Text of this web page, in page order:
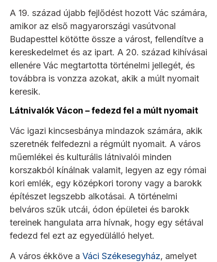
A 19. század újabb fejlődést hozott Vác számára,
amikor az első magyarországi vasútvonal
Budapesttel kötötte össze a várost, fellendítve a
kereskedelmet és az ipart. A 20. század kihívásai
ellenére Vác megtartotta történelmi jellegét, és
továbbra is vonzza azokat, akik a múlt nyomait
keresik.
Látnivalók Vácon – fedezd fel a múlt nyomait
Vác igazi kincsesbánya mindazok számára, akik
szeretnék felfedezni a régmúlt nyomait. A város
műemlékei és kulturális látnivalói minden
korszakból kínálnak valamit, legyen az egy római
kori emlék, egy középkori torony vagy a barokk
építészet legszebb alkotásai. A történelmi
belváros szűk utcái, ódon épületei és barokk
tereinek hangulata arra hívnak, hogy egy sétával
fedezd fel ezt az egyedülálló helyet.
A város ékköve a Váci Székesegyház, amelyet